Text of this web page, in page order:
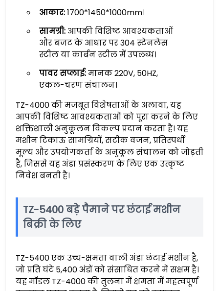
आकार:1700*1450*1000mm।
सामग्री:आपकी विशिष्ट आवश्यकताओं
और बजट के आधार पर 304 स्टेनलेस
स्टील या कार्बन स्टील में उपलब्ध।
पावर सप्लाई:मानक 220V, 50HZ,
एकल-चरण संचालन।
TZ-4000 की मजबूत विशेषताओं के अलावा, यह
आपकी विशिष्ट आवश्यकताओं को पूरा करने के लिए
शक्तिशाली अनुकूलन विकल्प प्रदान करता है। यह
मशीन टिकाऊ सामग्रियों, सटीक वजन, प्रतिस्पर्धी
मूल्य और उपयोगकर्ता के अनुकूल संचालन को जोड़ती
है, जिससे यह अंडा प्रसंस्करण के लिए एक उत्कृष्ट
निवेश बनती है।
TZ-5400 बड़े पैमाने पर छंटाई मशीन
बिक्री के लिए
TZ-5400 एक उच्च-क्षमता वाली अंडा छंटाई मशीन है,
जो प्रति घंटे 5,400 अंडों को संसाधित करने में सक्षम है।
यह मॉडल TZ-4000 की तुलना में क्षमता में महत्वपूर्ण